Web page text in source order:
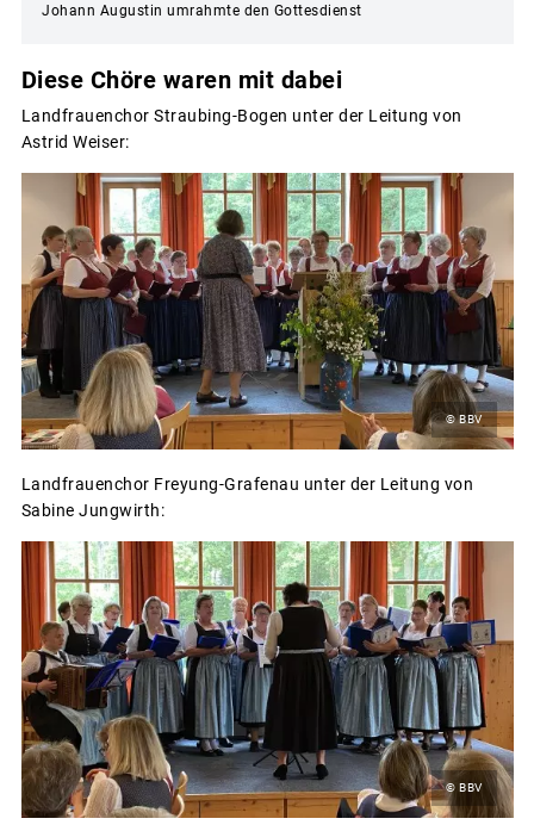
Johann Augustin umrahmte den Gottesdienst
Diese Chöre waren mit dabei
Landfrauenchor Straubing-Bogen unter der Leitung von
Astrid Weiser:
© BBV
Landfrauenchor Freyung-Grafenau unter der Leitung von
Sabine Jungwirth:
© BBV